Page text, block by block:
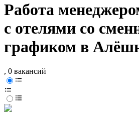
Работа
с отелями со
графиком в
, 0 вакансий